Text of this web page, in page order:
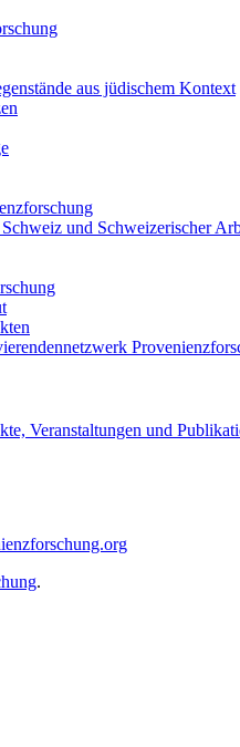
aus jüdischem Kontext
und Schweizerischer
Veranstaltungen und
.